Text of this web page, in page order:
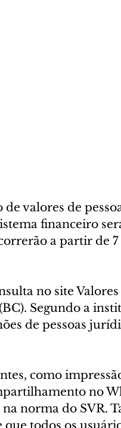
valores de
financeiro
a partir de 7
no site Valores
Segundo a
de pessoas
como
no
norma do SVR.
todos os